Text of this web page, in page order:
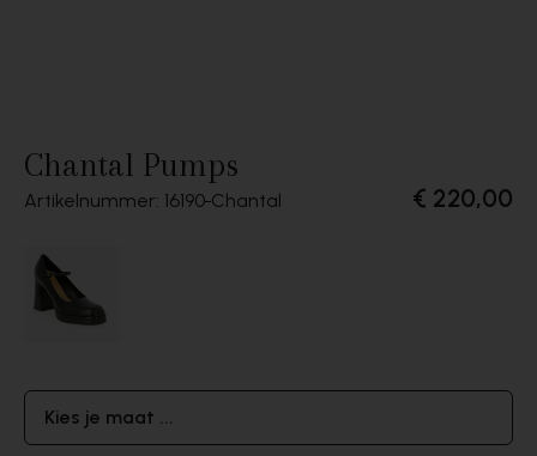
Chantal Pumps
Artikelnummer: 16190 Chantal € 220,00
Kies je maat ...